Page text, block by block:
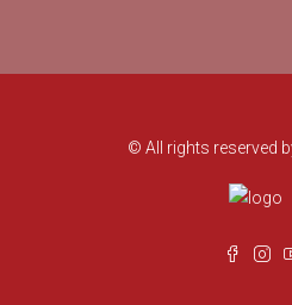
© All rights reserved